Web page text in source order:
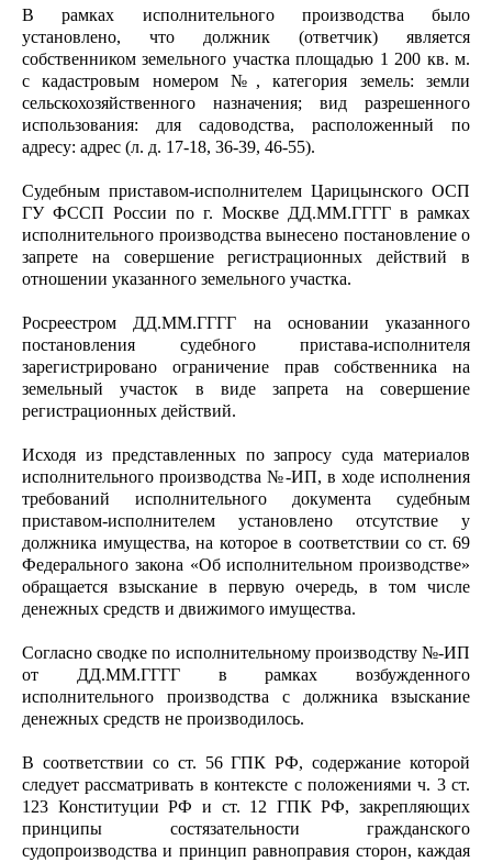
В рамках исполнительного производства было
установлено, что должник (ответчик) является
собственником земельного участка площадью 1 200 кв. м.
с кадастровым номером №, категория земель: земли
сельскохозяйственного назначения; вид разрешенного
использования: для садоводства, расположенный по
адресу: адрес (л. д. 17-18, 36-39, 46-55).
Судебным приставом-исполнителем Царицынского ОСП
ГУ ФССП России по г. Москве ДД.ММ.ГГГГ в рамках
исполнительного производства вынесено постановление о
запрете на совершение регистрационных действий в
отношении указанного земельного участка.
Росреестром ДД.ММ.ГГГГ на основании указанного
постановления судебного пристава-исполнителя
зарегистрировано ограничение прав собственника на
земельный участок в виде запрета на совершение
регистрационных действий.
Исходя из представленных по запросу суда материалов
исполнительного производства №-ИП, в ходе исполнения
требований исполнительного документа судебным
приставом-исполнителем установлено отсутствие у
должника имущества, на которое в соответствии со ст. 69
Федерального закона «Об исполнительном производстве»
обращается взыскание в первую очередь, в том числе
денежных средств и движимого имущества.
Согласно сводке по исполнительному производству №-ИП
от ДД.ММ.ГГГГ в рамках возбужденного
исполнительного производства с должника взыскание
денежных средств не производилось.
В соответствии со ст. 56 ГПК РФ, содержание которой
следует рассматривать в контексте с положениями ч. 3 ст.
123 Конституции РФ и ст. 12 ГПК РФ, закрепляющих
принципы состязательности гражданского
судопроизводства и принцип равноправия сторон, каждая